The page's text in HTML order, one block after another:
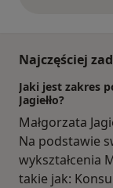
Najczęściej
Jaki jest zakres
Jagiełło?
Małgorzata
Na podstawie
wykształcenia
takie jak: